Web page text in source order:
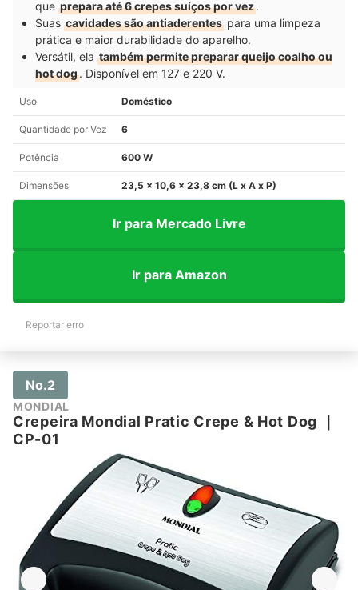
que prepara até 6 crepes suíços por vez.
Suas cavidades são antiaderentes para uma limpeza
prática e maior durabilidade do aparelho.
Versátil, ela também permite preparar queijo coalho ou
hot dog. Disponível em 127 e 220 V.
Uso Doméstico
Quantidade por Vez 6
Potência 600 W
Dimensões 23,5 x 10,6 x 23,8 cm (L x A x P)
Ir para Mercado Livre
Ir para Amazon
Reportar erro
No.2
MONDIAL
Crepeira Mondial Pratic Crepe & Hot Dog ｜
CP-01